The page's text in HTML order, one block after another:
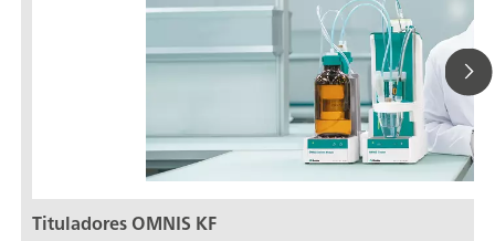
Tituladores OMNIS KF